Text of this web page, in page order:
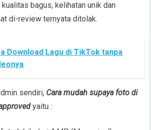
bagus, kelihatan unik dan
di-review ternyata ditolak.
Download Lagu di TikTok tanpa
sendiri, Cara mudah supaya foto di
yaitu :